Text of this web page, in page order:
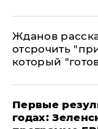
Жданов
отсрочить
который
Первые
годах: